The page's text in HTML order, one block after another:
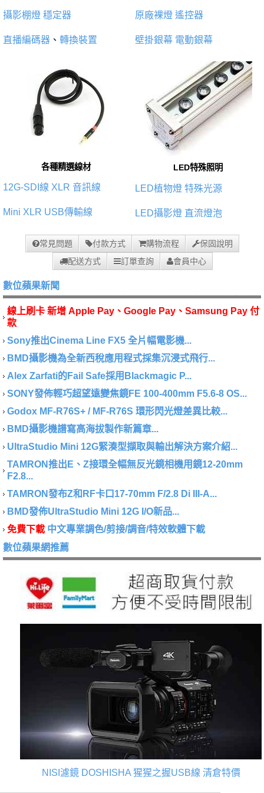
攝影棚燈 穩定器
直播編碼器 、 轉換裝置
原廠裸燈 遙控器
壁掛銀幕 電動銀幕
各種精選線材
12G-SDI線 XLR 音訊線
Mini XLR USB傳輸線
LED特殊照明
LED植物燈 特殊光源
LED攝影燈 直流燈泡
常見問題 付款方式 購物流程
保固說明
配送方式
訂單查詢 會員中心
數位蘋果新聞
線上刷卡 新增 Apple Pay、Google Pay、Samsung Pay 付
款
Sony推出Cinema Line FX5 全片幅電影機...
BMD攝影機為全新西稅應用程式採集沉浸式飛行...
Alex Zarfati的Fail Safe採用Blackmagic P...
SONY發佈輕巧超望遠變焦鏡FE 100-400mm F5.6-8 OS...
Godox MF-R76S+ / MF-R76S 環形閃光燈差異比較...
BMD攝影機譜寫高海拔製作新篇章...
UltraStudio Mini 12G緊湊型擷取與輸出解決方案介紹...
TAMRON推出E、Z接環全幅無反光鏡相機用鏡12-20mm
F2.8...
TAMRON發布Z和RF卡口17-70mm F/2.8 Di III-A...
BMD發佈UltraStudio Mini 12G I/O新品...
免費下載 中文專業調色/剪接/調音/特效軟體下載
數位蘋果網推薦
NISI濾鏡 DOSHISHA 猩猩之握USB線 清倉特價